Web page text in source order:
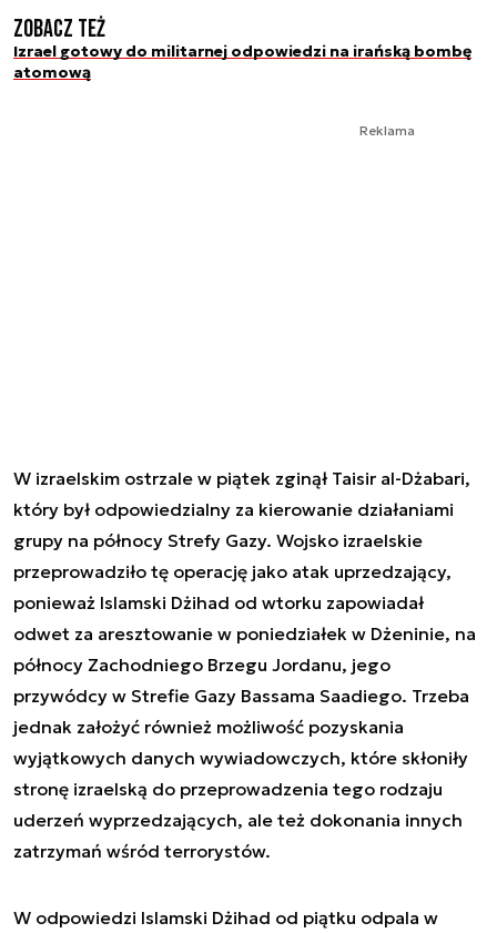
Zobacz też
Izrael gotowy do militarnej odpowiedzi na irańską bombę
atomową
Reklama
W izraelskim ostrzale w piątek zginął Taisir al-Dżabari,
który był odpowiedzialny za kierowanie działaniami
grupy na północy Strefy Gazy. Wojsko izraelskie
przeprowadziło tę operację jako atak uprzedzający,
ponieważ Islamski Dżihad od wtorku zapowiadał
odwet za aresztowanie w poniedziałek w Dżeninie, na
północy Zachodniego Brzegu Jordanu, jego
przywódcy w Strefie Gazy Bassama Saadiego. Trzeba
jednak założyć również możliwość pozyskania
wyjątkowych danych wywiadowczych, które skłoniły
stronę izraelską do przeprowadzenia tego rodzaju
uderzeń wyprzedzających, ale też dokonania innych
zatrzymań wśród terrorystów.
W odpowiedzi Islamski Dżihad od piątku odpala w